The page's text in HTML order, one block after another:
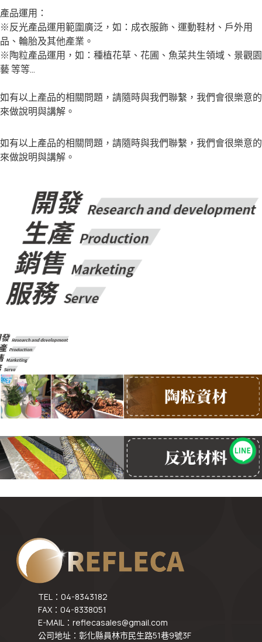
產品運用：
※反光產品運用範圍廣泛，如：成衣服飾、運動鞋材、戶外用
品、輪胎及其他產業。
※陶粒產品運用，如：種植花草、花圃、魚菜共生領域、景觀園
藝 等等…
如有以上產品的相關問題，請隨時與我們聯繫，我們會很樂意的
來做說明與講解。
如有以上產品的相關問題，請隨時與我們聯繫，我們會很樂意的
來做說明與講解。
TEL：04-8343182
FAX：04-8338051
E-MAIL：reflecasales@gmail.com
公司地址：彰化縣員林市民生路51巷9號3F